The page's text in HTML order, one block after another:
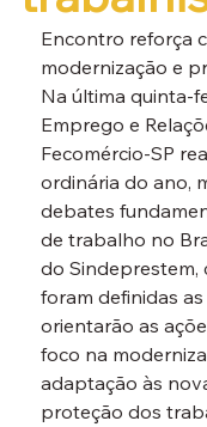
Encontro reforça
modernização e
Na última quinta-
Emprego e
Fecomércio-SP
ordinária do ano,
debates
de trabalho no
do Sindeprestem,
foram definidas
orientarão as
foco na
adaptação às
proteção dos